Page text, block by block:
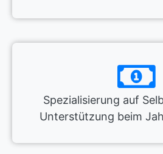
Spezialisierung auf
Unterstützung beim